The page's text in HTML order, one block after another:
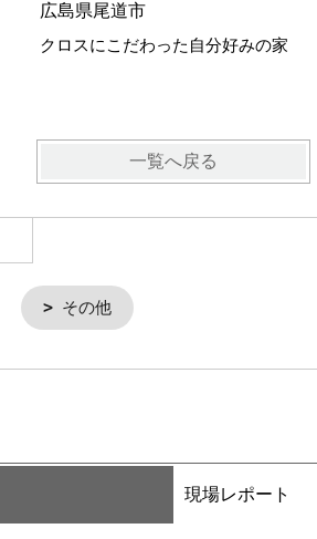
広島県尾道市
クロスにこだわった自分好みの家
一覧へ戻る
その他
現場レポート